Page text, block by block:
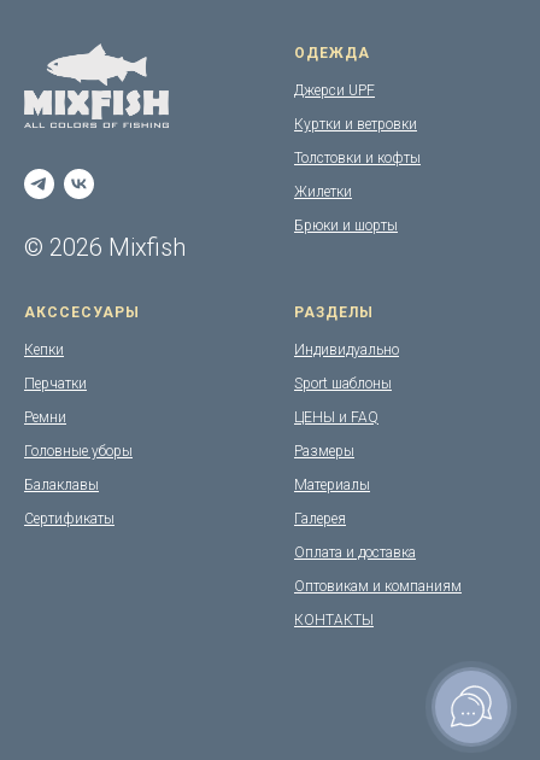
© 2026 Mixfish
ОДЕЖДА
Джерси UPF
Куртки и ветровки
Толстовки и кофты
Жилетки
Брюки и шорты
АКССЕСУАРЫ
Кепки
Перчатки
Ремни
Головные уборы
Балаклавы
Сертификаты
РАЗДЕЛЫ
Индивидуально
Sport шаблоны
ЦЕНЫ и FAQ
Размеры
Материалы
Галерея
Оплата и доставка
Оптовикам и компаниям
КОНТАКТЫ